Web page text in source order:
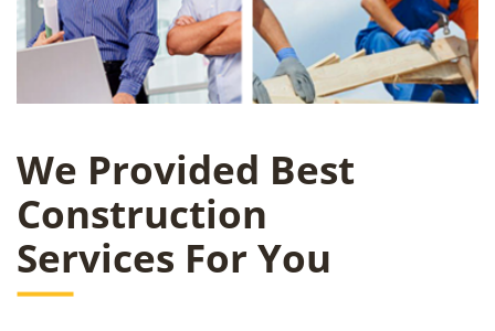
We Provided Best
Construction
Services For You